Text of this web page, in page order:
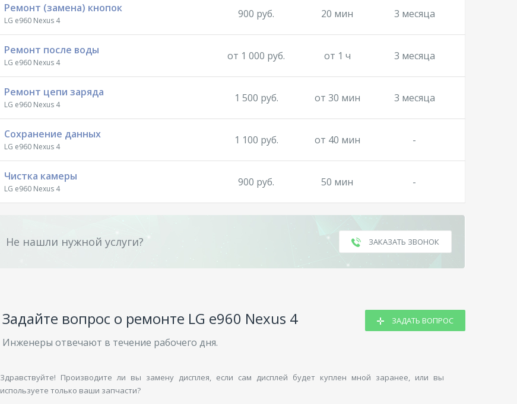
Ремонт (замена) кнопок
LG e960 Nexus 4
900 руб. 20 мин 3 месяца
Ремонт после воды
LG e960 Nexus 4
от 1 000 руб. от 1 ч 3 месяца
Ремонт цепи заряда
LG e960 Nexus 4
1 500 руб. от 30 мин 3 месяца
Сохранение данных
LG e960 Nexus 4
1 100 руб. от 40 мин -
Чистка камеры
LG e960 Nexus 4
900 руб. 50 мин -
Не нашли нужной услуги? ЗАКАЗАТЬ ЗВОНОК
Задайте вопрос о ремонте LG e960 Nexus 4
Инженеры отвечают в течение рабочего дня.
ЗАДАТЬ ВОПРОС
Здравствуйте! Производите ли вы замену дисплея, если сам дисплей будет куплен мной заранее, или вы
используете только ваши запчасти?